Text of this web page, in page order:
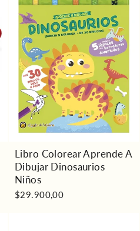
Libro Colorear Aprende A
Dibujar Dinosaurios
Niños
$29.900,00